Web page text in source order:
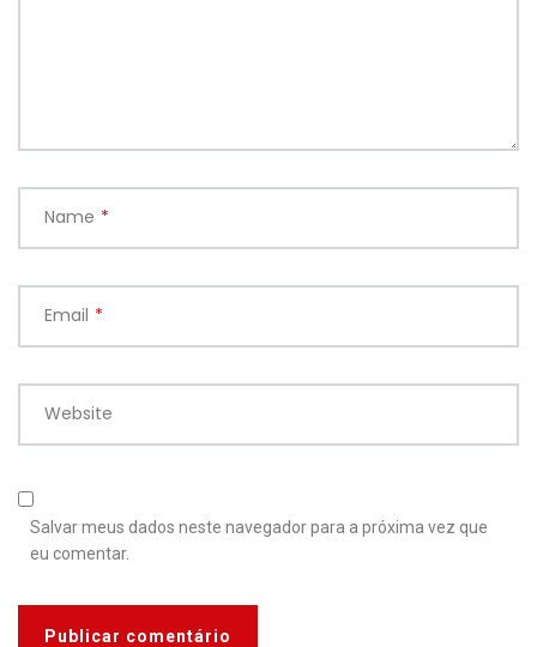
Name *
Email *
Website
Salvar meus dados neste navegador para a próxima vez que
eu comentar.